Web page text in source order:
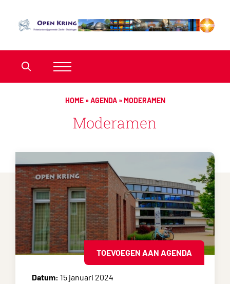
HOME»AGENDA»MODERAMEN
Moderamen
TOEVOEGEN AAN AGENDA
Datum: 15 januari 2024